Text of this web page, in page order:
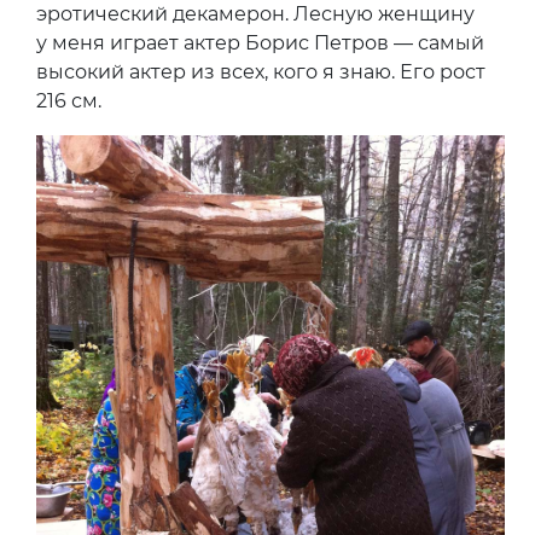
эротический декамерон. Лесную женщину
у меня играет актер Борис Петров — самый
высокий актер из всех, кого я знаю. Его рост
216 см.